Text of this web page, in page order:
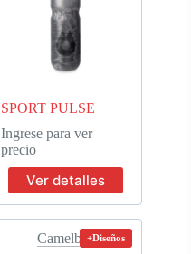
SPORT PULSE
Ingrese para ver
precio
Ver detalles
Camelbak+Diseños